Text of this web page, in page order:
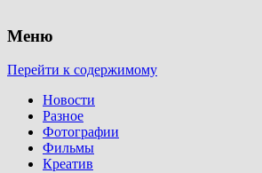
Меню
Перейти к содержимому
Новости
Разное
Фотографии
Фильмы
Креатив